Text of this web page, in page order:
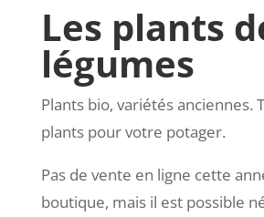
Les plants
légumes
Plants bio, variétés anciennes.
plants pour votre potager.
Pas de vente en ligne cette
boutique, mais il est possible